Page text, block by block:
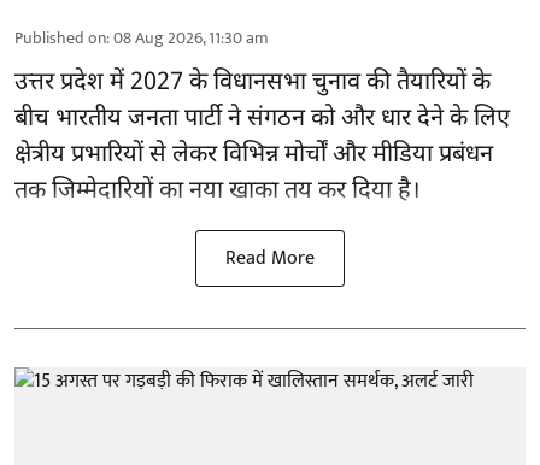
Published on:08 Aug 2026, 11:30 am
उत्तर प्रदेश में 2027 के विधानसभा चुनाव की तैयारियों के
बीच भारतीय जनता पार्टी ने संगठन को और धार देने के लिए
क्षेत्रीय प्रभारियों से लेकर विभिन्न मोर्चों और मीडिया प्रबंधन
तक जिम्मेदारियों का नया खाका तय कर दिया है।
Read More